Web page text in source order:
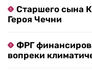
Старшего сына
Героя Чечни
ФРГ
вопреки